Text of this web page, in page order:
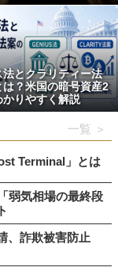
法とクラリティー法
は？米国の暗号資産2
かりやすく解説
一覧 ＞
Terminal」とは
弱気相場の最終段
、詐欺被害防止